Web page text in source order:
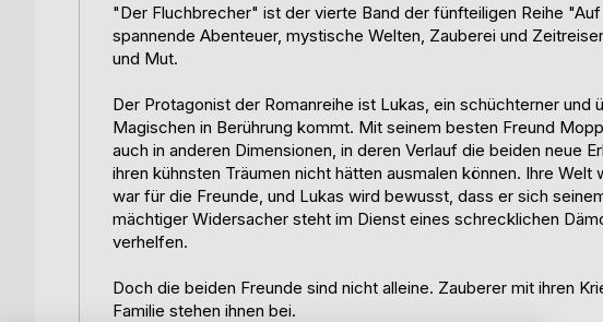
"Der Fluchbrecher" ist der vierte Band der fünfteiligen Reihe
spannende Abenteuer, mystische Welten, Zauberei und
und Mut.
Der Protagonist der Romanreihe ist Lukas, ein schüchterner
Magischen in Berührung kommt. Mit seinem besten Freund
auch in anderen Dimensionen, in deren Verlauf die beiden neue
ihren kühnsten Träumen nicht hätten ausmalen können. Ihre
war für die Freunde, und Lukas wird bewusst, dass er sich
mächtiger Widersacher steht im Dienst eines schrecklichen
verhelfen.
Doch die beiden Freunde sind nicht alleine. Zauberer mit ihren
Familie stehen ihnen bei.